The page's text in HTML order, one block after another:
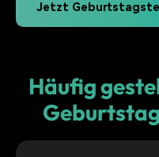
Jetzt
Häufig